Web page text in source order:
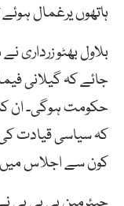
ہاتھوں یرغمال
بلاول بھٹو
جائے کہ گیلانی
حکومت ہوگی۔ ان کا
کہ سیاسی قیادت
کون سے اجلاس میں